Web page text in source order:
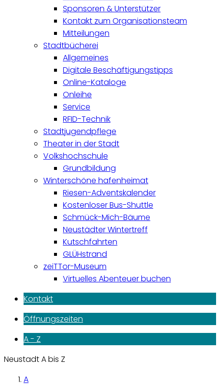
Sponsoren & Unterstützer
Kontakt zum Organisationsteam
Mitteilungen
Stadtbücherei
Allgemeines
Digitale Beschäftigungstipps
Online-Kataloge
Onleihe
Service
RFID-Technik
Stadtjugendpflege
Theater in der Stadt
Volkshochschule
Grundbildung
Winterschöne hafenheimat
Riesen-Adventskalender
Kostenloser Bus-Shuttle
Schmück-Mich-Bäume
Neustädter Wintertreff
Kutschfahrten
GLÜHstrand
zeiTTor-Museum
Virtuelles Abenteuer buchen
Kontakt
Öffnungszeiten
A - Z
Neustadt A bis Z
A